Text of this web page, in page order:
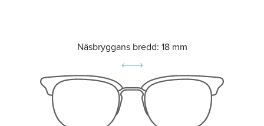
Näsbryggans bredd: 18 mm